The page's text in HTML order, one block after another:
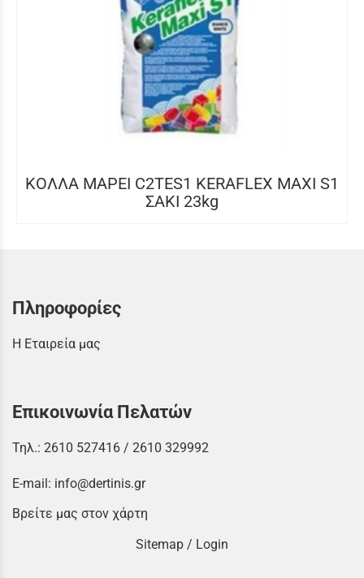
ΚΟΛΛΑ MAPEI C2TES1 KERAFLEX MAXI S1
ΣΑΚΙ 23kg
Πληροφορίες
Η Εταιρεία μας
Επικοινωνία Πελατών
Τηλ.: 2610 527416 / 2610 329992
E-mail: info@dertinis.gr
Βρείτε μας στον χάρτη
Sitemap / Login